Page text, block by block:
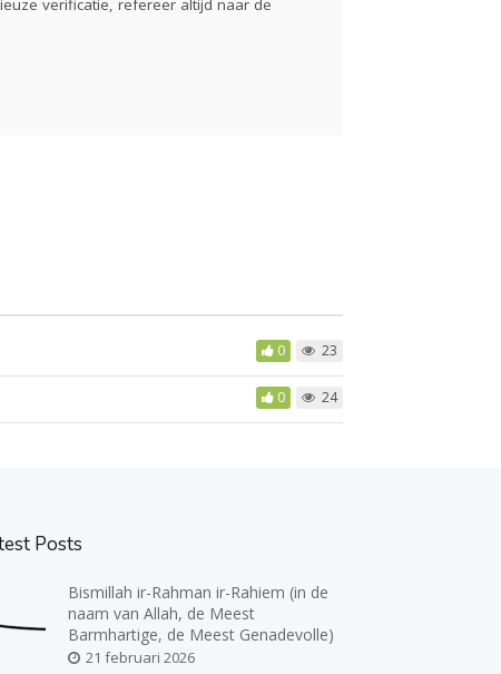
verificatie, refereer altijd naar de
0 23
0 24
Posts
Bismillah ir-Rahman ir-Rahiem (in de
naam van Allah, de Meest
Barmhartige, de Meest Genadevolle)
21 februari 2026